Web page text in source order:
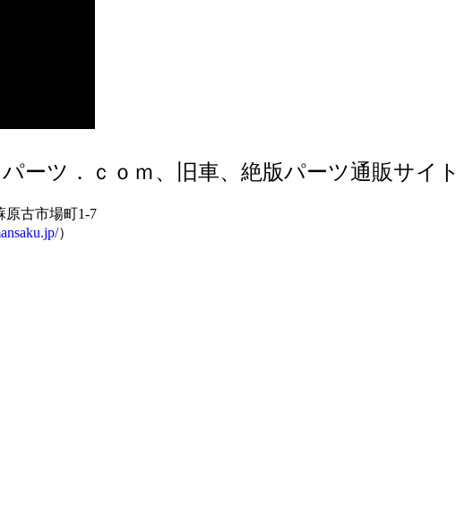
ーツ．ｃｏｍ、旧車、絶版パーツ通販サイト
古市場町1-7
）